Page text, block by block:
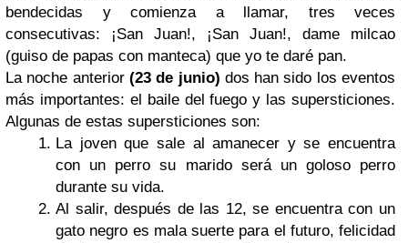
bendecidas y comienza a llamar, tres veces
consecutivas: ¡San Juan!, ¡San Juan!, dame milcao
(guiso de papas con manteca) que yo te daré pan.
La noche anterior(23 de junio) dos han sido los eventos
más importantes: el baile del fuego y las supersticiones.
Algunas de estas supersticiones son:
La joven que sale al amanecer y se encuentra
con un perro su marido será un goloso perro
durante su vida.
Al salir, después de las 12, se encuentra con un
gato negro es mala suerte para el futuro, felicidad